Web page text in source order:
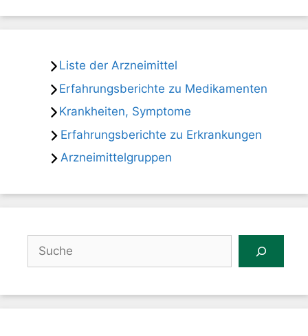
Liste der Arzneimittel
Erfahrungsberichte zu Medikamenten
Krankheiten, Symptome
Erfahrungsberichte zu Erkrankungen
Arzneimittelgruppen
Suchen